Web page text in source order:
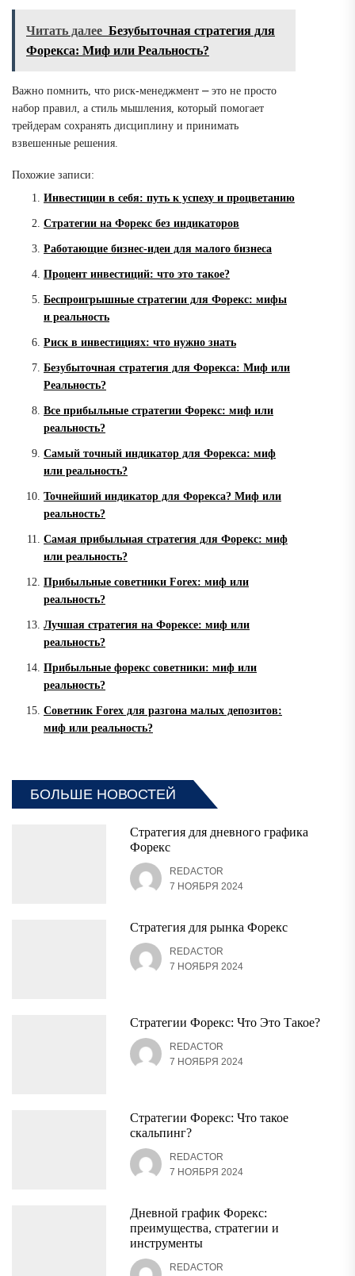
Читать далее Безубыточная стратегия для
Форекса: Миф или Реальность?
Важно помнить, что риск-менеджмент ⎼ это не просто
набор правил, а стиль мышления, который помогает
трейдерам сохранять дисциплину и принимать
взвешенные решения.
Похожие записи:
Инвестиции в себя: путь к успеху и процветанию
Стратегии на Форекс без индикаторов
Работающие бизнес-идеи для малого бизнеса
Процент инвестиций: что это такое?
Беспроигрышные стратегии для Форекс: мифы
и реальность
Риск в инвестициях: что нужно знать
Безубыточная стратегия для Форекса: Миф или
Реальность?
Все прибыльные стратегии Форекс: миф или
реальность?
Самый точный индикатор для Форекса: миф
или реальность?
Точнейший индикатор для Форекса? Миф или
реальность?
Самая прибыльная стратегия для Форекс: миф
или реальность?
Прибыльные советники Forex: миф или
реальность?
Лучшая стратегия на Форексе: миф или
реальность?
Прибыльные форекс советники: миф или
реальность?
Советник Forex для разгона малых депозитов:
миф или реальность?
БОЛЬШЕ НОВОСТЕЙ
Стратегия для дневного графика
Форекс
REDACTOR
7 НОЯБРЯ 2024
Стратегия для рынка Форекс
REDACTOR
7 НОЯБРЯ 2024
Стратегии Форекс: Что Это Такое?
REDACTOR
7 НОЯБРЯ 2024
Стратегии Форекс: Что такое
скальпинг?
REDACTOR
7 НОЯБРЯ 2024
Дневной график Форекс:
преимущества, стратегии и
инструменты
REDACTOR